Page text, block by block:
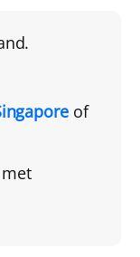
.
of